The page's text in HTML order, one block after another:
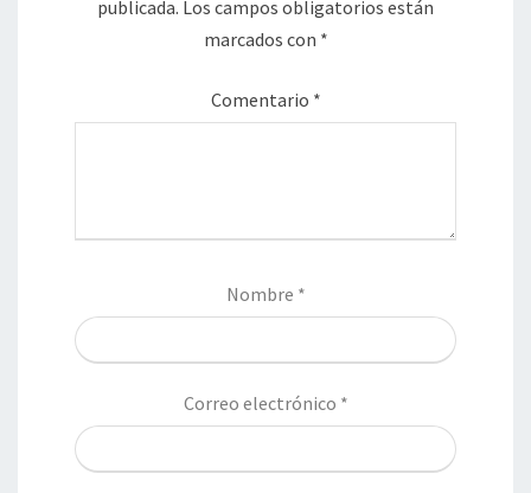
publicada. Los campos obligatorios están
marcados con *
Comentario *
Nombre *
Correo electrónico *